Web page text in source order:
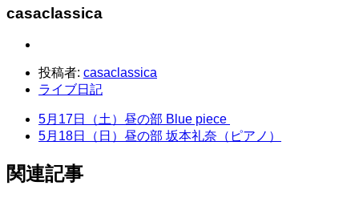
casaclassica
投稿者: casaclassica
ライブ日記
5月17日（土）昼の部 Blue piece
5月18日（日）昼の部 坂本礼奈（ピアノ）
関連記事